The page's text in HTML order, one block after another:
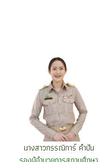
นางสาวกรรณิการ์ คำปัน